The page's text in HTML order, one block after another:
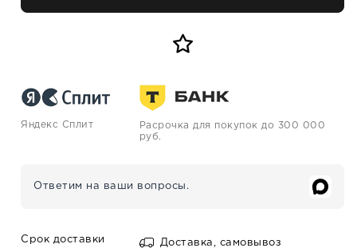
Яндекс Сплит
Расрочка для покупок до 300 000
руб.
Ответим на ваши вопросы.
Срок доставки
Доставка, самовывоз